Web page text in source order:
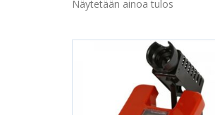
Näytetään ainoa tulos